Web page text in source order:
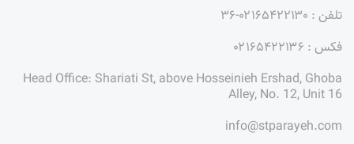
تلفن : ۰۲۱۶۵۴۲۲۱۳۰-۳۶
فکس : ۰۲۱۶۵۴۲۲۱۳۶
Head Office: Shariati St, above Hosseinieh Ershad, Ghoba
Alley, No. 12, Unit 16
info@stparayeh.com